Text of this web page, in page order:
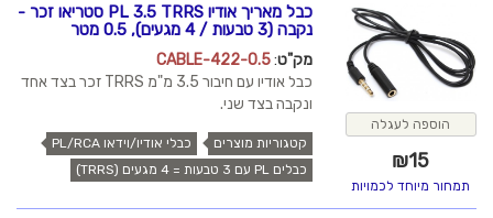
הוספה לעגלה
₪15
תמחור מיוחד לכמויות
כבל מאריך אודיו PL 3.5 TRRS סטריאו זכר -
נקבה (3 טבעות / 4 מגעים), 0.5 מטר
מק"ט:
CABLE-422-0.5
כבל אודיו עם חיבור 3.5 מ"מ TRRS זכר בצד אחד
ונקבה בצד שני.
קטגוריות מוצרים
כבלי אודיו/וידאו PL/RCA
כבלים PL עם 3 טבעות = 4 מגעים (TRRS)